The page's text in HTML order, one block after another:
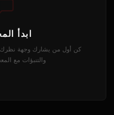
ابدأ
كن أول من يشارك وجهة نظرك.
والتنبؤات مع